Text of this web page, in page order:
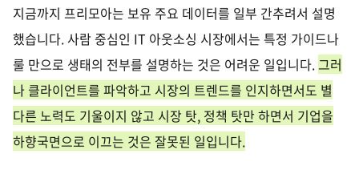
지금까지 프리모아는 보유 주요 데이터를 일부 간추려서 설명
했습니다.사람 중심인 IT 아웃소싱 시장에서는 특정 가이드나
룰 만으로 생태의 전부를 설명하는 것은 어려운 일입니다. 그러
나 클라이언트를 파악하고 시장의 트렌드를 인지하면서도 별
다른 노력도 기울이지 않고 시장 탓, 정책 탓만 하면서 기업을
하향국면으로 이끄는 것은 잘못된 일입니다.